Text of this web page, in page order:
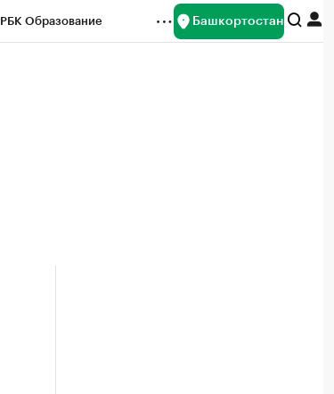
РБК Образование Башкортостан